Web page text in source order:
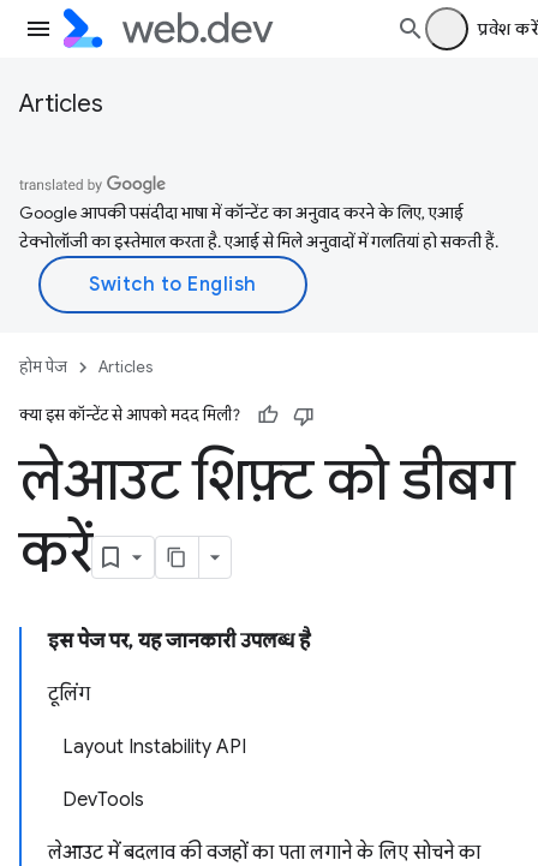
प्रवेश करें
Articles
Google आपकी पसंदीदा भाषा में कॉन्टेंट का अनुवाद करने के लिए, एआई
टेक्नोलॉजी का इस्तेमाल करता है. एआई से मिले अनुवादों में गलतियां हो सकती हैं.
होम पेज Articles
क्या इस कॉन्टेंट से आपको मदद मिली?
लेआउट शिफ़्ट को डीबग
करें
इस पेज पर, यह जानकारी उपलब्ध है
टूलिंग
Layout Instability API
DevTools
लेआउट में बदलाव की वजहों का पता लगाने के लिए सोचने का